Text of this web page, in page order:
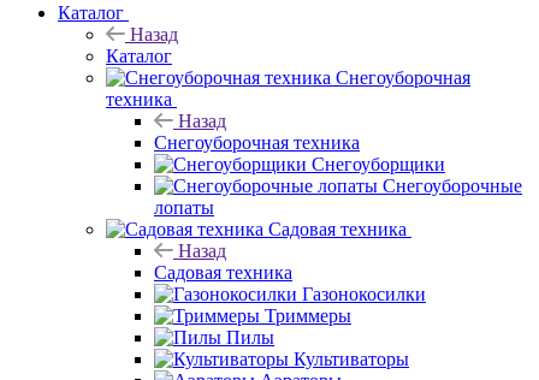
Каталог
Назад
Каталог
Снегоуборочная
техника
Назад
Снегоуборочная техника
Снегоуборщики
Снегоуборочные
лопаты
Садовая техника
Назад
Садовая техника
Газонокосилки
Триммеры
Пилы
Культиваторы